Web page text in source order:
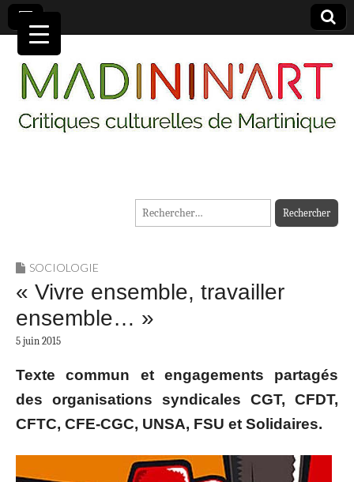
MADININ'ART
Rechercher :
SOCIOLOGIE
« Vivre ensemble, travailler
ensemble… »
5 juin 2015
Texte commun et engagements partagés
des organisations syndicales CGT, CFDT,
CFTC, CFE-CGC, UNSA, FSU et Solidaires.